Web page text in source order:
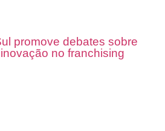
promove debates sobre
no franchising